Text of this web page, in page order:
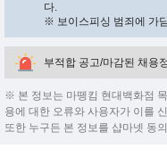
다.
※ 보이스피싱 범죄에 가
부적합 공고/마감된 채용
※ 본 정보는 마뗑킴 현대백화점
용에 대한 오류와 사용자가 이를
또한 누구든 본 정보를 샵마넷 동